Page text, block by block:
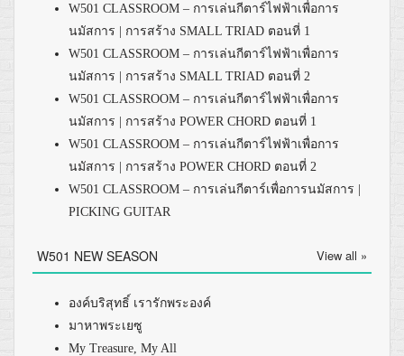
W501 CLASSROOM – การเล่นกีตาร์ไฟฟ้าเพื่อการ
นมัสการ | การสร้าง SMALL TRIAD ตอนที่ 1
W501 CLASSROOM – การเล่นกีตาร์ไฟฟ้าเพื่อการ
นมัสการ | การสร้าง SMALL TRIAD ตอนที่ 2
W501 CLASSROOM – การเล่นกีตาร์ไฟฟ้าเพื่อการ
นมัสการ | การสร้าง POWER CHORD ตอนที่ 1
W501 CLASSROOM – การเล่นกีตาร์ไฟฟ้าเพื่อการ
นมัสการ | การสร้าง POWER CHORD ตอนที่ 2
W501 CLASSROOM – การเล่นกีตาร์เพื่อการนมัสการ |
PICKING GUITAR
W501 NEW SEASON View all »
องค์บริสุทธิ์ เรารักพระองค์
มาหาพระเยซู
My Treasure, My All